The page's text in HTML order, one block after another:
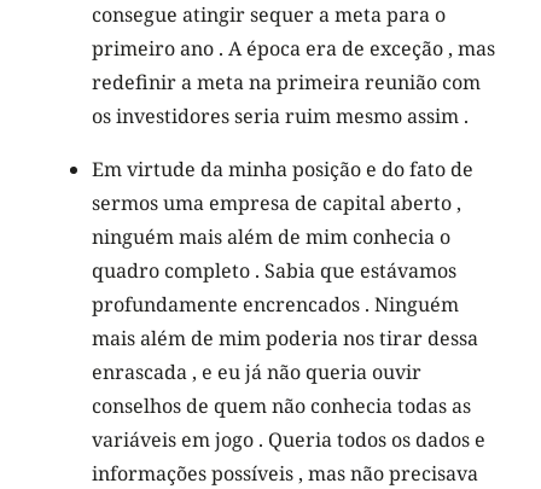
consegue atingir sequer a meta para o
primeiro ano . A época era de exceção , mas
redefinir a meta na primeira reunião com
os investidores seria ruim mesmo assim .
Em virtude da minha posição e do fato de
sermos uma empresa de capital aberto ,
ninguém mais além de mim conhecia o
quadro completo . Sabia que estávamos
profundamente encrencados . Ninguém
mais além de mim poderia nos tirar dessa
enrascada , e eu já não queria ouvir
conselhos de quem não conhecia todas as
variáveis em jogo . Queria todos os dados e
informações possíveis , mas não precisava